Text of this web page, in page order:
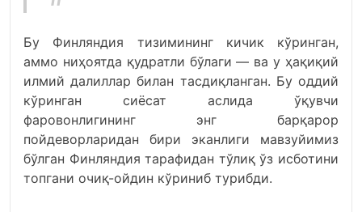
Бу Финляндия тизимининг кичик кўринган,
аммо ниҳоятда қудратли бўлаги — ва у ҳақиқий
илмий далиллар билан тасдиқланган. Бу оддий
кўринган сиёсат аслида ўқувчи
фаровонлигининг энг барқарор
пойдеворларидан бири эканлиги мавзуйимиз
бўлган Финляндия тарафидан тўлиқ ўз исботини
топгани очиқ-ойдин кўриниб турибди.